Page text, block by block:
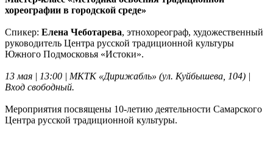
хореографии в городской среде»
Спикер: Елена Чеботарева, этнохореограф, художественный
руководитель Центра русской традиционной культуры
Южного Подмосковья «Истоки».
13 мая | 13:00 | МКТК «Дирижабль» (ул. Куйбышева, 104) |
Вход свободный.
Мероприятия посвящены 10-летию деятельности Самарского
Центра русской традиционной культуры.